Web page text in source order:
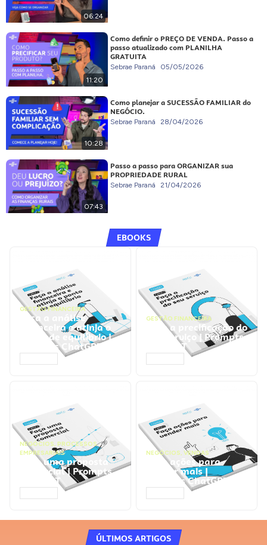
06:24
11:20
Como definir o PREÇO DE VENDA. Passo a
passo atualizado com PLANILHA
GRATUITA
Sebrae Paraná 05/05/2026
10:28
Como planejar a SUCESSÃO FAMILIAR do
NEGÓCIO.
Sebrae Paraná 28/04/2026
07:43
Passo a passo para ORGANIZAR sua
PROPRIEDADE RURAL
Sebrae Paraná 21/04/2026
EBOOKS
GESTÃO FINANCEIRA
Faça a análise
financeira e atinja o
ponto de equilíbrio |
Prompts ChatGPT
GESTÃO FINANCEIRA
Faça a precificação do
seu serviço | Prompts
ChatGPT
NEGÓCIOS, PROCESSOS
EMPRESARIAIS
Faça uma proposta
comercial | Prompts
ChatGPT
NEGÓCIOS, VENDAS
Faça ações para
vender mais |
Prompts ChatGPT
ÚLTIMOS ARTIGOS